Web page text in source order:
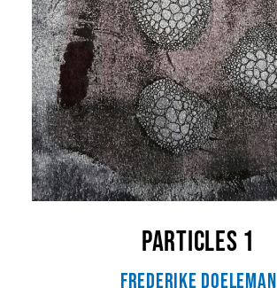
Particles 1
Frederike Doeleman